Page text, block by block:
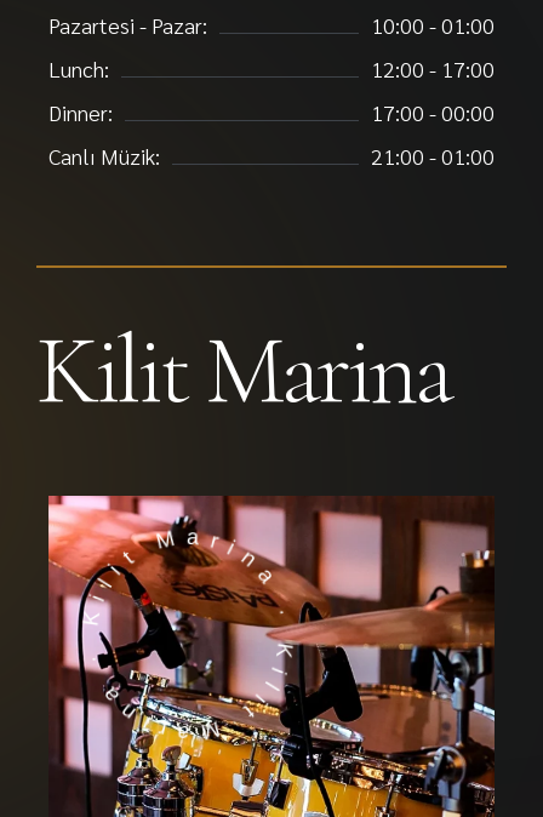
Pazartesi - Pazar:
10:00 - 01:00
Lunch:
12:00 - 17:00
Dinner:
17:00 - 00:00
Canlı Müzik:
21:00 - 01:00
Kilit Marina
Kilit Marina · Kilit Marina ·